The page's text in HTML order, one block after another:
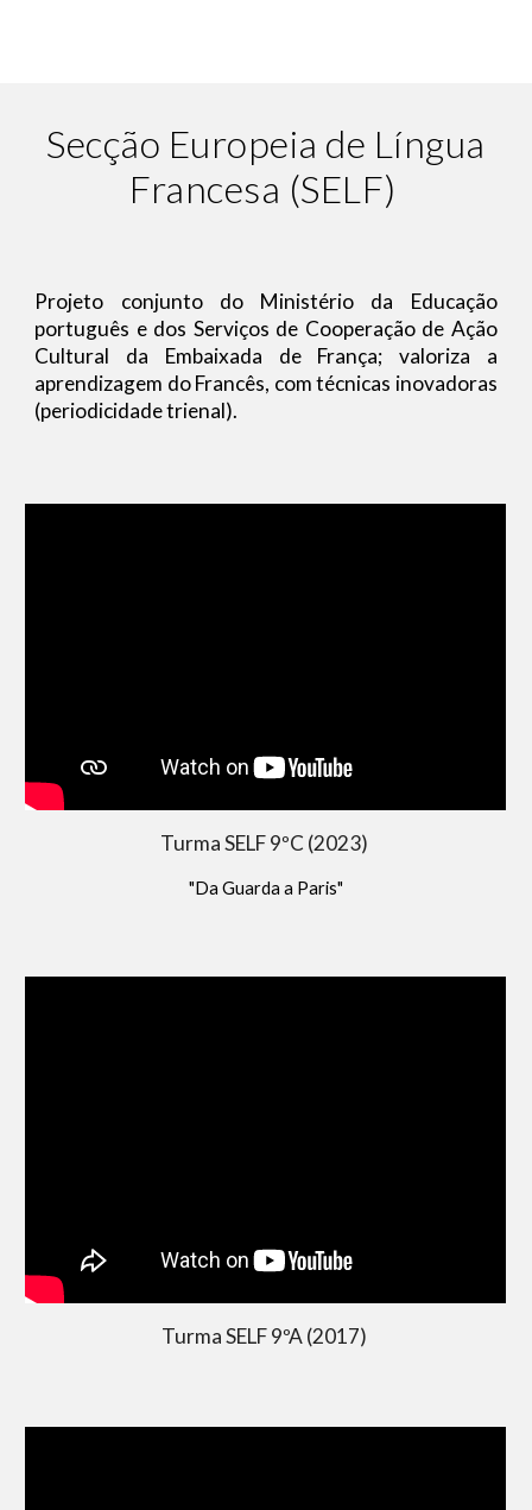
Secção Europeia de Língua
Francesa (SELF)
Projeto conjunto do Ministério da Educação
português e dos Serviços de Cooperação de Ação
Cultural da Embaixada de França; valoriza a
aprendizagem do Francês, com técnicas inovadoras
(periodicidade trienal).
Turma SELF 9ºC (2023)
"Da Guarda a Paris"
Turma SELF 9ºA (2017)